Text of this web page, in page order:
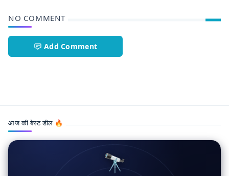
NO COMMENT
Add Comment
आज की बेस्ट डील 🔥
🔭